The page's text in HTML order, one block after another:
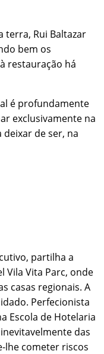
terra, Rui Baltazar
bem os
restauração há
é profundamente
exclusivamente na
de ser, na
partilha a
Vila Vita Parc, onde
casas regionais. A
Perfecionista
Escola de Hotelaria
das
lhe cometer riscos